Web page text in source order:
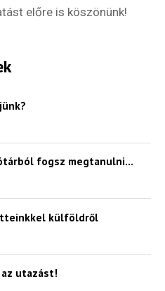
előre is köszönünk!
fogsz megtanulni…
külföldről
utazást!